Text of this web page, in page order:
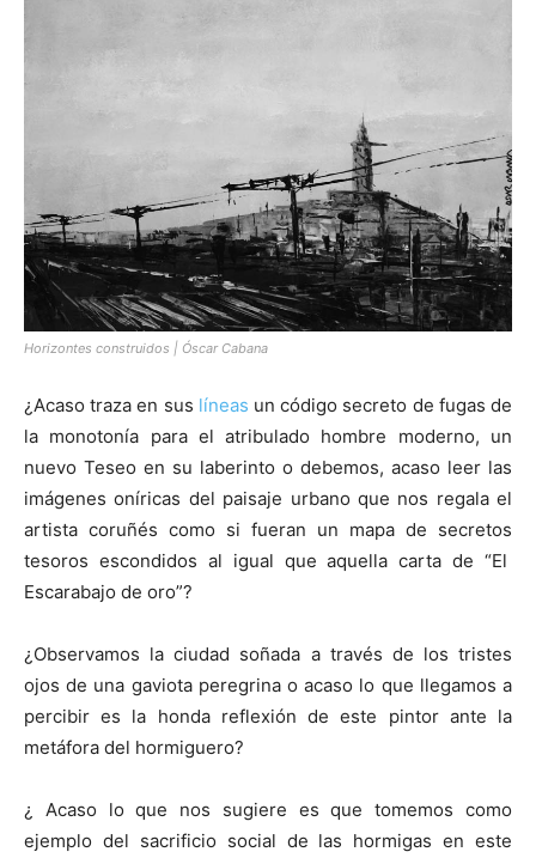
Horizontes construidos | Óscar Cabana
¿Acaso traza en sus líneas un código secreto de fugas de
la monotonía para el atribulado hombre moderno, un
nuevo Teseo en su laberinto o debemos, acaso leer las
imágenes oníricas del paisaje urbano que nos regala el
artista coruñés como si fueran un mapa de secretos
tesoros escondidos al igual que aquella carta de “El
Escarabajo de oro”?
¿Observamos la ciudad soñada a través de los tristes
ojos de una gaviota peregrina o acaso lo que llegamos a
percibir es la honda reflexión de este pintor ante la
metáfora del hormiguero?
¿ Acaso lo que nos sugiere es que tomemos como
ejemplo del sacrificio social de las hormigas en este